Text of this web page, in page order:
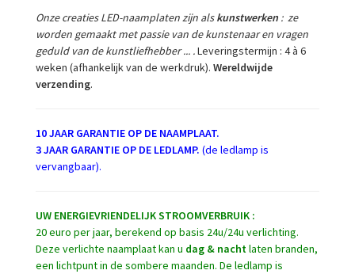
Onze creaties LED-naamplaten zijn alskunstwerken : ze
worden gemaakt met passie van de kunstenaar en vragen
geduld van de kunstliefhebber ... .Leveringstermijn : 4 à 6
weken (afhankelijk van de werkdruk). Wereldwijde
verzending.
10 JAAR GARANTIE OP DE NAAMPLAAT.
3 JAAR GARANTIE OP DE LEDLAMP. (de ledlamp is
vervangbaar).
UW ENERGIEVRIENDELIJK STROOMVERBRUIK :
20 euro per jaar, berekend op basis 24u/24u verlichting.
Deze verlichte naamplaat kan u dag & nachtlaten branden,
een lichtpunt in de sombere maanden. De ledlamp is